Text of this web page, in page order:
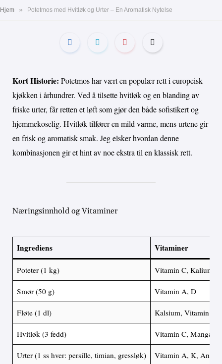
Hjem » Potetmos med Hvitløk og Urter – En Aromatisk Nytelse
Kort Historie: Potetmos har vært en populær rett i europeisk
kjøkken i århundrer. Ved å tilsette hvitløk og en blanding av
friske urter, får retten et løft som gjør den både sofistikert og
hjemmekoselig. Hvitløk tilfører en mild varme, mens urtene gir
en frisk og aromatisk smak. Jeg elsker hvordan denne
kombinasjonen gir et hint av noe ekstra til en klassisk rett.
Næringsinnhold og Vitaminer
Ingrediens Vitaminer
Poteter (1 kg) Vitamin C, Kalium
Smør (50 g) Vitamin A, D
Fløte (1 dl) Kalsium, Vitamin A
Hvitløk (3 fedd) Vitamin C, Mangan
Urter (1 ss hver: persille, timian, gressløk) Vitamin A, K,